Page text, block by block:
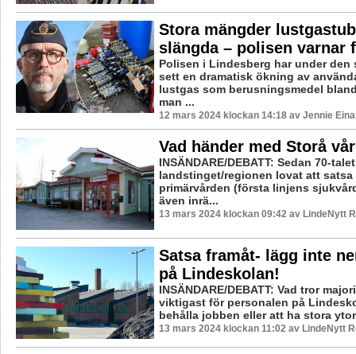
Stora mängder
slängda – polisen varnar
Polisen i Lindesberg har under den
sett en dramatisk ökning av
lustgas som berusningsmedel
man ...
12 mars 2024 klockan 14:18 av Jennie
Vad händer med Storå
INSÄNDARE/DEBATT: Sedan 70-
landstinget/regionen lovat att satsa
primärvården (första linjens
även inrä...
13 mars 2024 klockan 09:42 av LindeNytt
Satsa framåt- lägg inte
på Lindeskolan!
INSÄNDARE/DEBATT: Vad tror
viktigast för personalen på
behålla jobben eller att ha stora
13 mars 2024 klockan 11:02 av LindeNytt